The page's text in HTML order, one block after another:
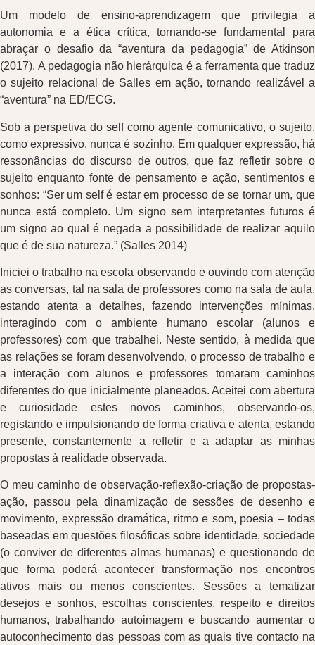
Um modelo de ensino-aprendizagem que privilegia a
autonomia e a ética crítica, tornando-se fundamental para
abraçar o desafio da “aventura da pedagogia” de Atkinson
(2017). A pedagogia não hierárquica é a ferramenta que traduz
o sujeito relacional de Salles em ação, tornando realizável a
“aventura” na ED/ECG.
Sob a perspetiva do self como agente comunicativo, o sujeito,
como expressivo, nunca é sozinho. Em qualquer expressão, há
ressonâncias do discurso de outros, que faz refletir sobre o
sujeito enquanto fonte de pensamento e ação, sentimentos e
sonhos: “Ser um self é estar em processo de se tornar um, que
nunca está completo. Um signo sem interpretantes futuros é
um signo ao qual é negada a possibilidade de realizar aquilo
que é de sua natureza.” (Salles 2014)
Iniciei o trabalho na escola observando e ouvindo com atenção
as conversas, tal na sala de professores como na sala de aula,
estando atenta a detalhes, fazendo intervenções mínimas,
interagindo com o ambiente humano escolar (alunos e
professores) com que trabalhei. Neste sentido, à medida que
as relações se foram desenvolvendo, o processo de trabalho e
a interação com alunos e professores tomaram caminhos
diferentes do que inicialmente planeados. Aceitei com abertura
e curiosidade estes novos caminhos, observando-os,
registando e impulsionando de forma criativa e atenta, estando
presente, constantemente a refletir e a adaptar as minhas
propostas à realidade observada.
O meu caminho de observação-reflexão-criação de propostas-
ação, passou pela dinamização de sessões de desenho e
movimento, expressão dramática, ritmo e som, poesia – todas
baseadas em questões filosóficas sobre identidade, sociedade
(o conviver de diferentes almas humanas) e questionando de
que forma poderá acontecer transformação nos encontros
ativos mais ou menos conscientes. Sessões a tematizar
desejos e sonhos, escolhas conscientes, respeito e direitos
humanos, trabalhando autoimagem e buscando aumentar o
autoconhecimento das pessoas com as quais tive contacto na